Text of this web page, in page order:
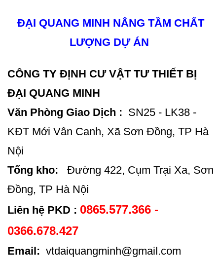
ĐẠI QUANG MINH NÂNG TẦM CHẤT
LƯỢNG DỰ ÁN
CÔNG TY ĐỊNH CƯ VẬT TƯ THIẾT BỊ
ĐẠI QUANG MINH
Văn Phòng Giao Dịch : SN25 - LK38 -
KĐT Mới Vân Canh, Xã Sơn Đồng, TP Hà
Nội
Tổng kho: Đường 422, Cụm Trại Xa, Sơn
Đồng, TP Hà Nội
Liên hệ PKD : 0865.577.366 -
0366.678.427
Email: vtdaiquangminh@gmail.com